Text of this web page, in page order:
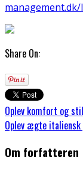
Share On:
Oplev komfort og
Oplev ægte
Om forfatteren